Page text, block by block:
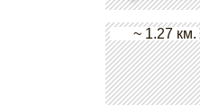
~ 1.27 км.